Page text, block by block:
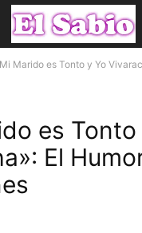
Marido es Tonto y Yo
es Tonto
El